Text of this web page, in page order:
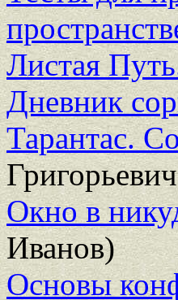
Листая
Дневник
Тарантас.
Окно в
Иванов)
Основы